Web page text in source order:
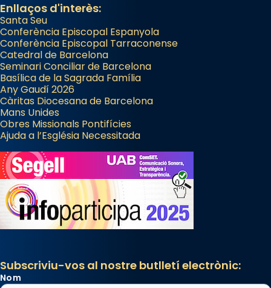
Enllaços d'interès:
Santa Seu
Conferència Episcopal Espanyola
Conferència Episcopal Tarraconense
Catedral de Barcelona
Seminari Conciliar de Barcelona
Basílica de la Sagrada Família
Any Gaudí 2026
Càritas Diocesana de Barcelona
Mans Unides
Obres Missionals Pontifícies
Ajuda a l’Església Necessitada
Subscriviu-vos al nostre butlletí electrònic:
Nom